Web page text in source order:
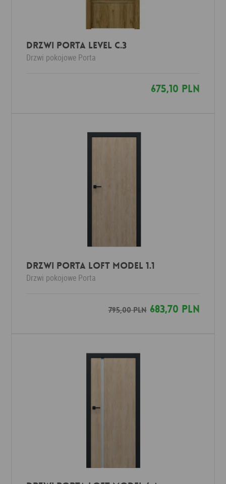
Drzwi Porta LEVEL C.3
Drzwi pokojowe Porta
675,10 PLN
Drzwi Porta LOFT MODEL 1.1
Drzwi pokojowe Porta
795,00 PLN683,70 PLN